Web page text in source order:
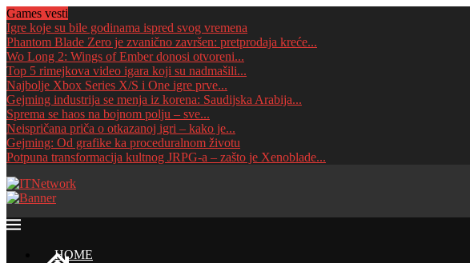
Games vesti
Igre koje su bile godinama ispred svog vremena
Phantom Blade Zero je zvanično završen: pretprodaja kreće...
Wo Long 2: Wings of Ember donosi otvoreni...
Top 5 rimejkova video igara koji su nadmašili...
Najbolje Xbox Series X/S i One igre prve...
Gejming industrija se menja iz korena: Saudijska Arabija...
Sprema se haos na bojnom polju – sve...
Neispričana priča o otkazanoj igri – kako je...
Gejming: Od grafike ka proceduralnom životu
Potpuna transformacija kultnog JRPG-a – zašto je Xenoblade...
HOME